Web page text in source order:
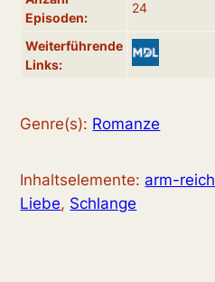
Episoden:
24
Weiterführende
Links:
Genre(s): Romanze
Inhaltselemente: arm-reich
Liebe, Schlange